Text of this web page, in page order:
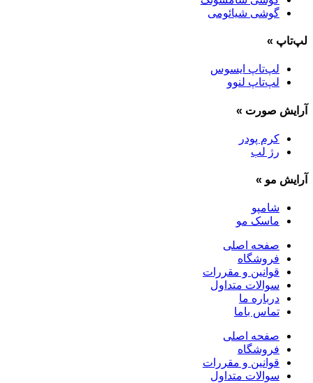
گوشی شیائومی
لپ‌تاپ »
لپ‌تاپ ایسوس
لپ‌تاپ لنوو
آرایش صورت »
کرم پودر
رژ لب
آرایش مو »
شامپو
ماسک مو
صفحه اصلی
فروشگاه
قوانین و مقررات
سوالات متداول
درباره ما
تماس باما
صفحه اصلی
فروشگاه
قوانین و مقررات
سوالات متداول